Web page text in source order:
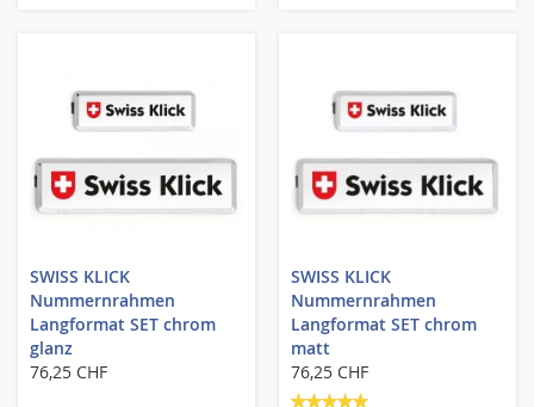
SWISS KLICK
Nummernrahmen
Langformat SET chrom
glanz
76,25 CHF
SWISS KLICK
Nummernrahmen
Langformat SET chrom
matt
76,25 CHF
Bewertung: